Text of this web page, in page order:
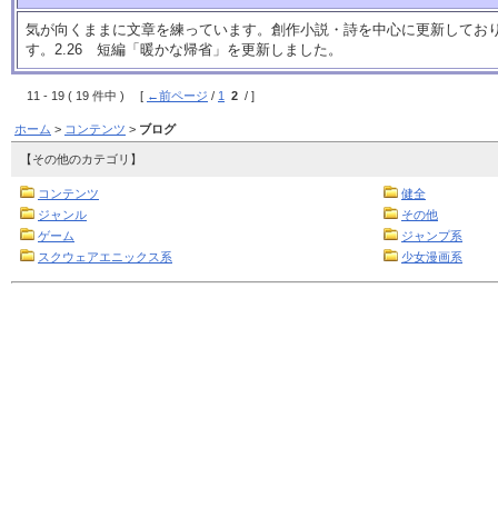
気が向くままに文章を練っています。創作小説・詩を中心に更新してお
す。2.26 短編「暖かな帰省」を更新しました。
11 - 19 ( 19 件中 ) [ ←前ページ / 1 2 / ]
ホーム > コンテンツ > ブログ
【その他のカテゴリ】
コンテンツ
健全
ジャンル
その他
ゲーム
ジャンプ系
スクウェアエニックス系
少女漫画系